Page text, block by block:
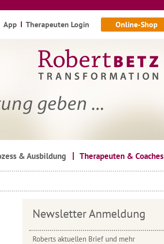
& Ausbildung Therapeuten & Coaches
Newsletter Anmeldung
Roberts aktuellen Brief und mehr
App Therapeuten Login Online-Shop